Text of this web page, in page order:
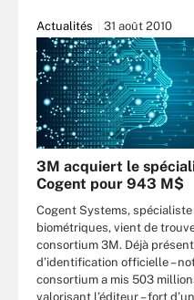
Actualités 31 août 2010
3M acquiert le
Cogent pour 943 M$
Cogent Systems,
biométriques, vient de
consortium 3M. Déjà
d’identification officielle –
consortium a mis 503
valorisant l’éditeur – fort